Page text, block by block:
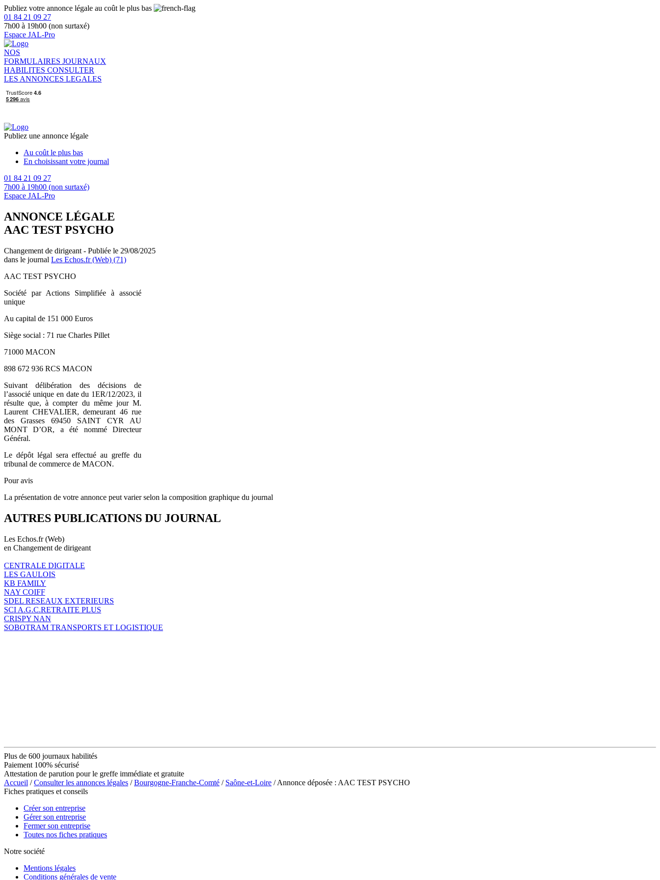
Publiez votre annonce légale au coût le plus bas
01 84 21 09 27
7h00 à 19h00 (non surtaxé)
Espace JAL-Pro
NOS
FORMULAIRES JOURNAUX
HABILITES CONSULTER
LES ANNONCES LEGALES
Publiez une annonce légale
Au coût le plus bas
En choisissant votre journal
01 84 21 09 27
7h00 à 19h00 (non surtaxé)
Espace JAL-Pro
ANNONCE LÉGALE
AAC TEST PSYCHO
Changement de dirigeant - Publiée le 29/08/2025
dans le journal Les Echos.fr (Web) (71)
AAC TEST PSYCHO
Société par Actions Simplifiée à associé
unique
Au capital de 151 000 Euros
Siège social : 71 rue Charles Pillet
71000 MACON
898 672 936 RCS MACON
Suivant délibération des décisions de
l’associé unique en date du 1ER/12/2023, il
résulte que, à compter du même jour M.
Laurent CHEVALIER, demeurant 46 rue
des Grasses 69450 SAINT CYR AU
MONT D’OR, a été nommé Directeur
Général.
Le dépôt légal sera effectué au greffe du
tribunal de commerce de MACON.
Pour avis
La présentation de votre annonce peut varier selon la composition graphique du journal
AUTRES PUBLICATIONS DU JOURNAL
Les Echos.fr (Web)
en Changement de dirigeant
CENTRALE DIGITALE
LES GAULOIS
KB FAMILY
NAY COIFF
SDEL RESEAUX EXTERIEURS
SCI A.G.C.RETRAITE PLUS
CRISPY NAN
SOBOTRAM TRANSPORTS ET LOGISTIQUE
Plus de 600 journaux habilités
Paiement 100% sécurisé
Attestation de parution pour le greffe immédiate et gratuite
Accueil /Consulter les annonces légales /Bourgogne-Franche-Comté / Saône-et-Loire / Annonce déposée : AAC TEST PSYCHO
Fiches pratiques et conseils
Créer son entreprise
Gérer son entreprise
Fermer son entreprise
Toutes nos fiches pratiques
Notre société
Mentions légales
Conditions générales de vente